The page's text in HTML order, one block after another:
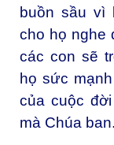
buồn sầu vì
cho họ nghe
các con sẽ
họ sức
của cuộc
mà Chúa ban.